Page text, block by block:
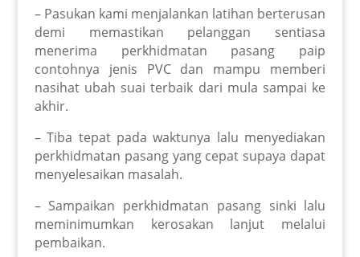
– Pasukan kami menjalankan latihan berterusan
demi memastikan pelanggan sentiasa
menerima perkhidmatan pasang paip
contohnya jenis PVC dan mampu memberi
nasihat ubah suai terbaik dari mula sampai ke
akhir.
– Tiba tepat pada waktunya lalu menyediakan
perkhidmatan pasang yang cepat supaya dapat
menyelesaikan masalah.
– Sampaikan perkhidmatan pasang sinki lalu
meminimumkan kerosakan lanjut melalui
pembaikan.